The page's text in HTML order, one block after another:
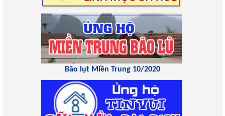
Bão lụt Miền Trung 10/2020